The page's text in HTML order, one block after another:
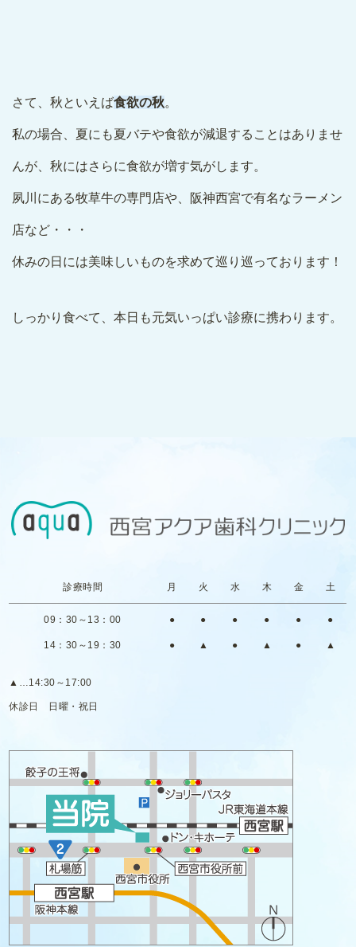
さて、秋といえば食欲の秋。
私の場合、夏にも夏バテや食欲が減退することはありませ
んが、秋にはさらに食欲が増す気がします。
夙川にある牧草牛の専門店や、阪神西宮で有名なラーメン
店など・・・
休みの日には美味しいものを求めて巡り巡っております！
しっかり食べて、本日も元気いっぱい診療に携わります。
診療時間 月 火 水 木 金 土
09：30～13：00 ● ● ● ● ● ●
14：30～19：30 ● ▲ ● ▲ ● ▲
▲ …14:30～17:00
休診日 日曜・祝日